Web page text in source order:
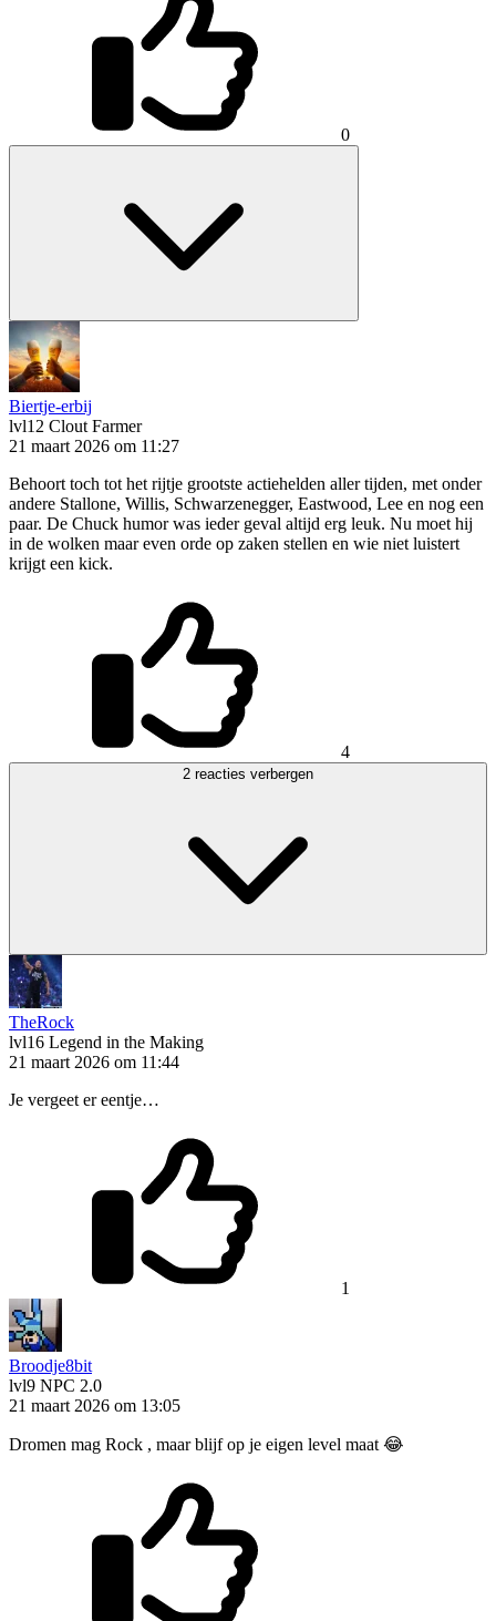
0
Biertje-erbij
lvl12 Clout Farmer
21 maart 2026 om 11:27
Behoort toch tot het rijtje grootste actiehelden aller tijden, met onder
andere Stallone, Willis, Schwarzenegger, Eastwood, Lee en nog een
paar. De Chuck humor was ieder geval altijd erg leuk. Nu moet hij
in de wolken maar even orde op zaken stellen en wie niet luistert
krijgt een kick.
4
2 reacties verbergen
TheRock
lvl16 Legend in the Making
21 maart 2026 om 11:44
Je vergeet er eentje…
1
Broodje8bit
lvl9 NPC 2.0
21 maart 2026 om 13:05
Dromen mag Rock , maar blijf op je eigen level maat 😂